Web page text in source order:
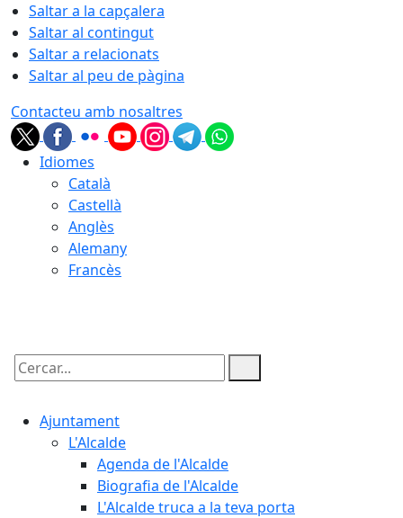
Saltar a la capçalera
Saltar al contingut
Saltar a relacionats
Saltar al peu de pàgina
Contacteu amb nosaltres
Idiomes
Català
Castellà
Anglès
Alemany
Francès
Cercar:
Ajuntament
L'Alcalde
Agenda de l'Alcalde
Biografia de l'Alcalde
L'Alcalde truca a la teva porta